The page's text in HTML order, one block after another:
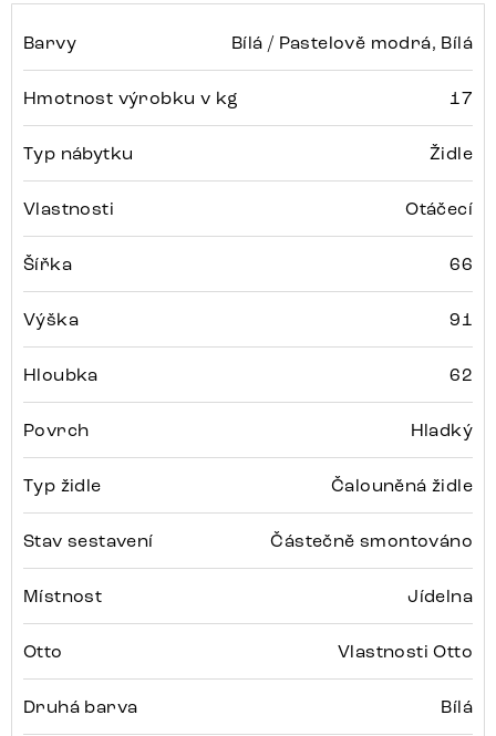
Barvy Bílá / Pastelově modrá, Bílá
Hmotnost výrobku v kg 17
Typ nábytku Židle
Vlastnosti Otáčecí
Šířka 66
Výška 91
Hloubka 62
Povrch Hladký
Typ židle Čalouněná židle
Stav sestavení Částečně smontováno
Místnost Jídelna
Otto Vlastnosti Otto
Druhá barva Bílá